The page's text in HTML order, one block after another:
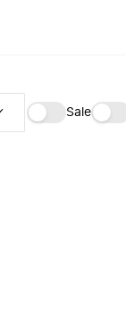
Sale